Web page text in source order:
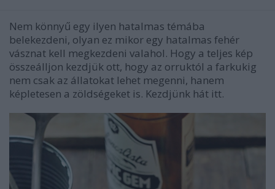
Nem könnyű egy ilyen hatalmas témába
belekezdeni, olyan ez mikor egy hatalmas fehér
vásznat kell megkezdeni valahol. Hogy a teljes kép
összeálljon kezdjük ott, hogy az orruktól a farkukig
nem csak az állatokat lehet megenni, hanem
képletesen a zöldségeket is. Kezdjünk hát itt.